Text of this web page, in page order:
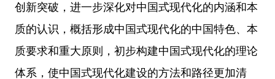
创新突破，进一步深化对中国式现代化的内涵和本
质的认识，概括形成中国式现代化的中国特色、本
质要求和重大原则，初步构建中国式现代化的理论
体系，使中国式现代化建设的方法和路径更加清